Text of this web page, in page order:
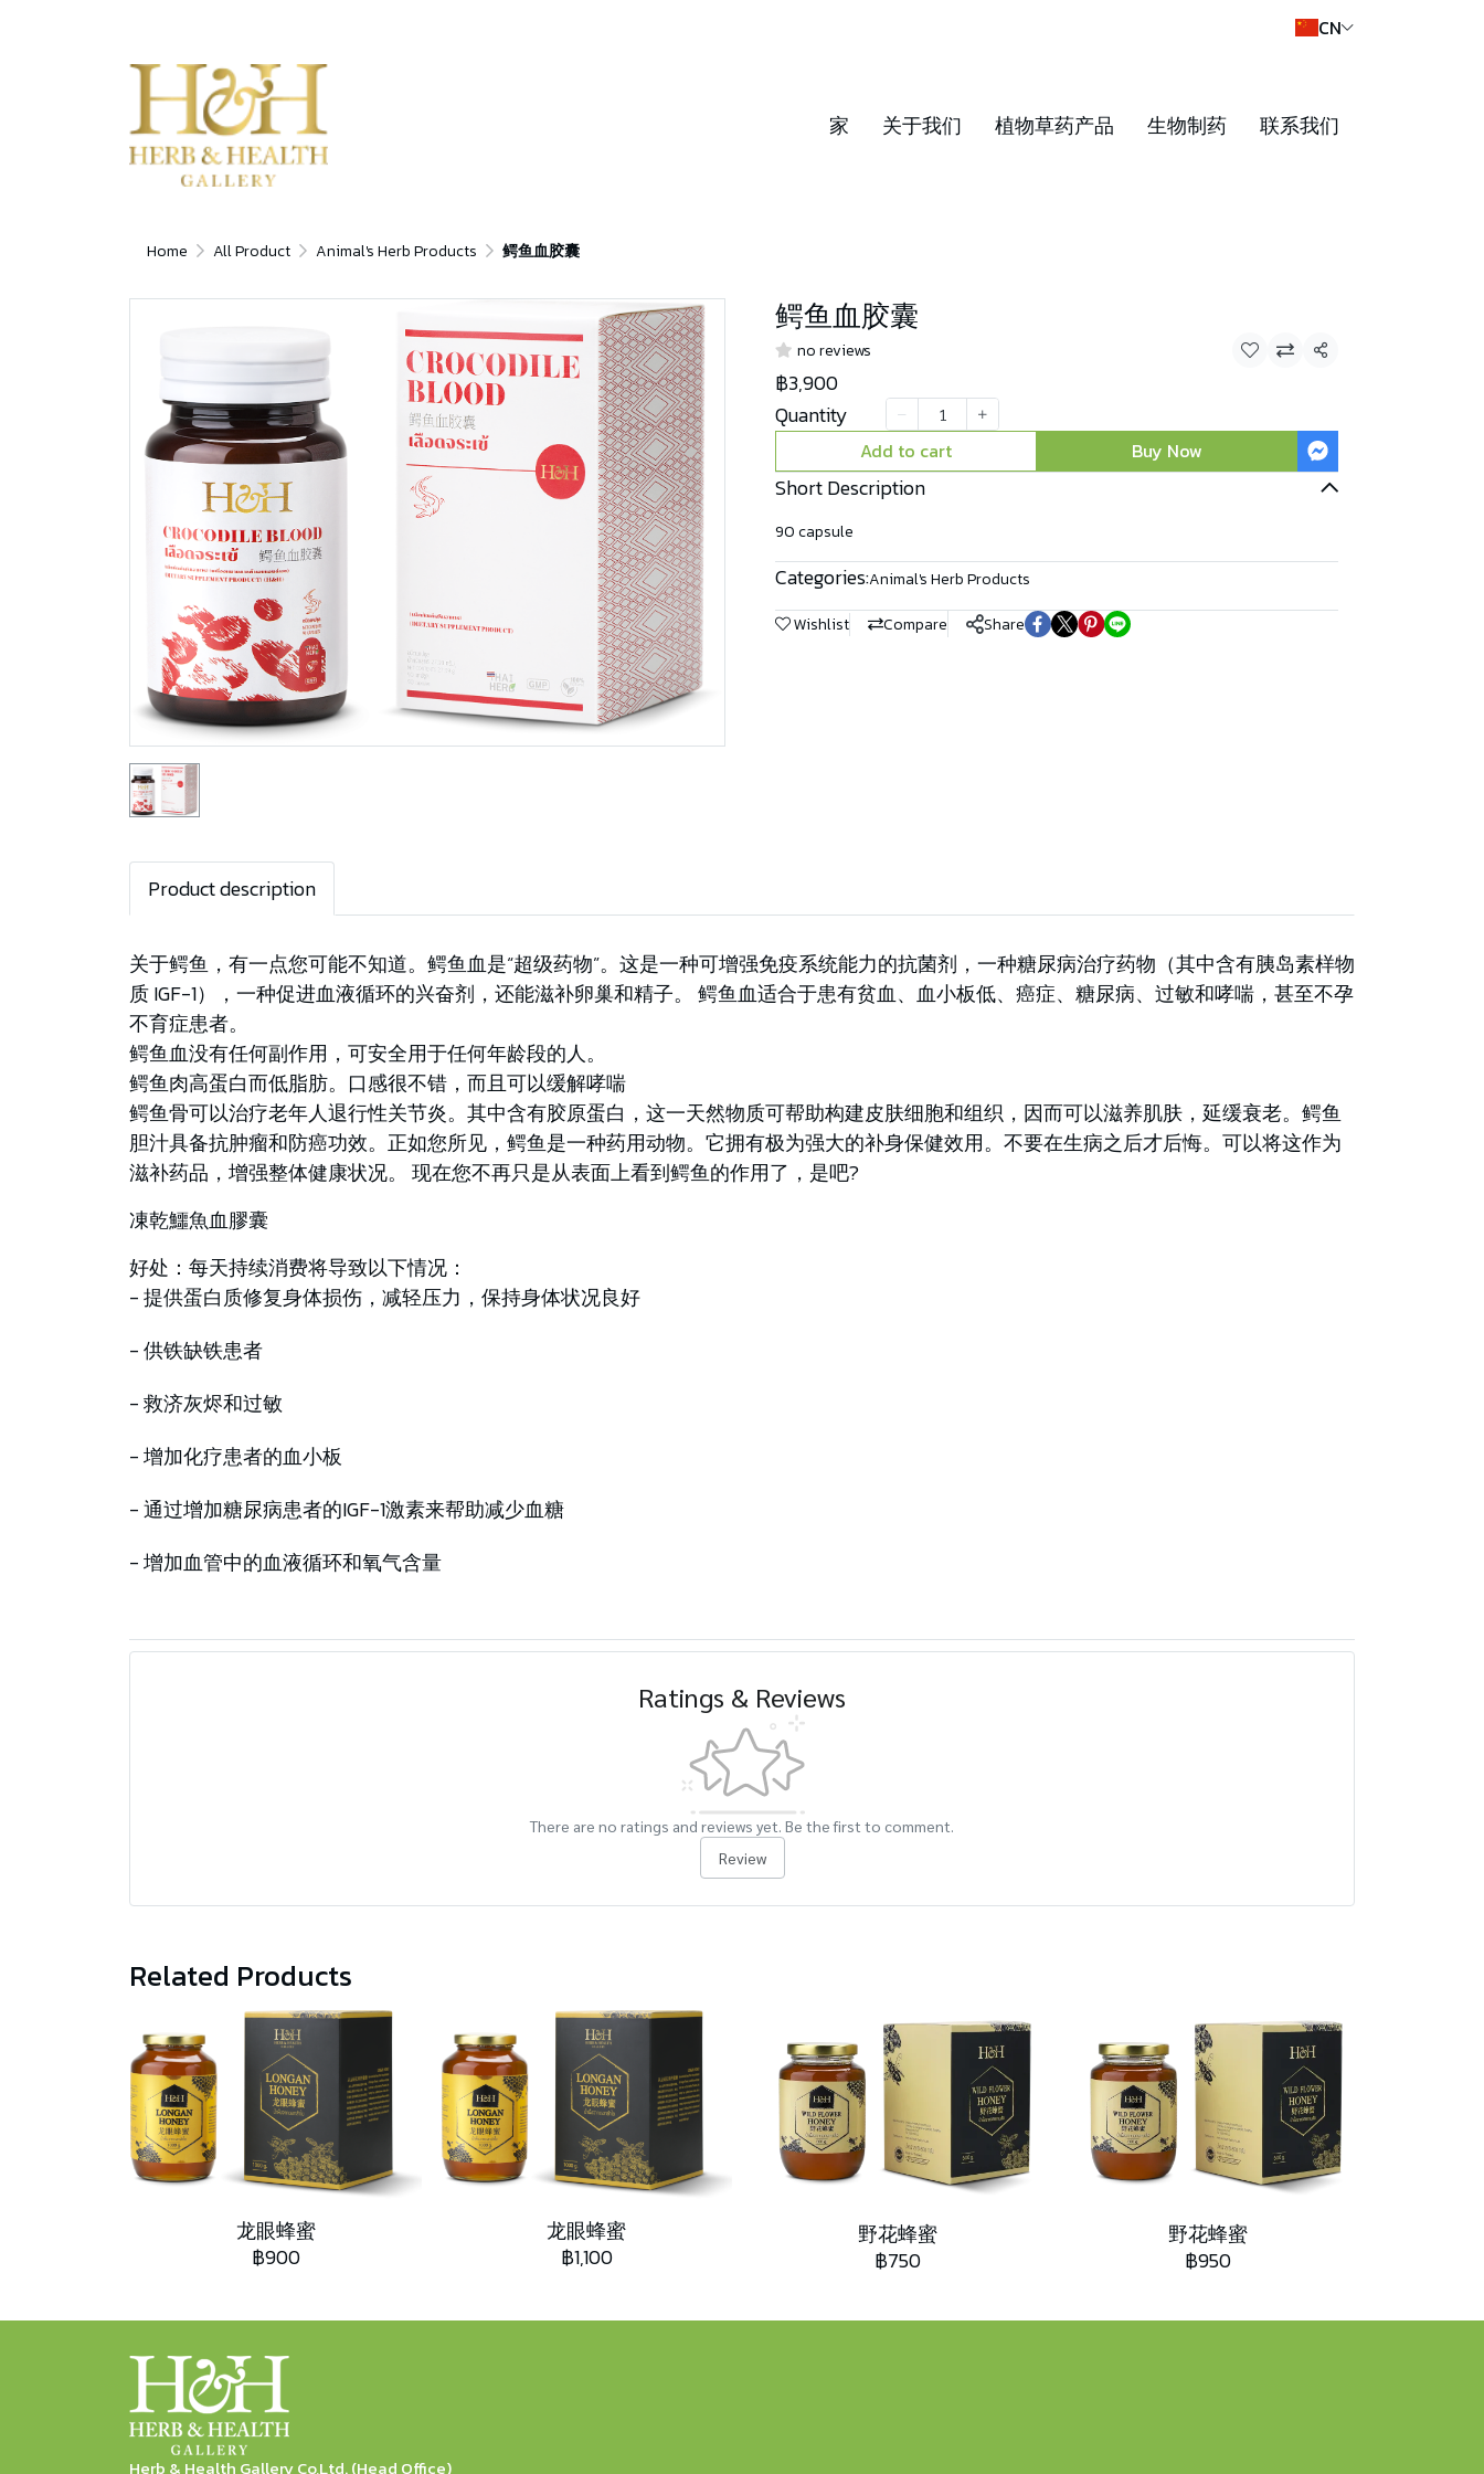
CN
家 关于我们 植物草药产品 生物制药 联系我们
Home All Product Animal's Herb Products 鳄鱼血胶囊
鳄鱼血胶囊
no reviews Share
฿3,900
Quantity
Add to cart Buy Now
Short Description
90 capsule
Categories:Animal's Herb Products
Wishlist
Compare Share
Product description
关于鳄鱼，有一点您可能不知道。鳄鱼血是“超级药物”。这是一种可增强免疫系统能力的抗菌剂，一种糖尿病治疗药物（其中含有胰岛素样物
质 IGF-1），一种促进血液循环的兴奋剂，还能滋补卵巢和精子。 鳄鱼血适合于患有贫血、血小板低、癌症、糖尿病、过敏和哮喘，甚至不孕
不育症患者。
鳄鱼血没有任何副作用，可安全用于任何年龄段的人。
鳄鱼肉高蛋白而低脂肪。口感很不错，而且可以缓解哮喘
鳄鱼骨可以治疗老年人退行性关节炎。其中含有胶原蛋白，这一天然物质可帮助构建皮肤细胞和组织，因而可以滋养肌肤，延缓衰老。鳄鱼
胆汁具备抗肿瘤和防癌功效。正如您所见，鳄鱼是一种药用动物。它拥有极为强大的补身保健效用。不要在生病之后才后悔。可以将这作为
滋补药品，增强整体健康状况。 现在您不再只是从表面上看到鳄鱼的作用了，是吧?
凍乾鱷魚血膠囊
好处：每天持续消费将导致以下情况：
- 提供蛋白质修复身体损伤，减轻压力，保持身体状况良好
- 供铁缺铁患者
- 救济灰烬和过敏
- 增加化疗患者的血小板
- 通过增加糖尿病患者的IGF-1激素来帮助减少血糖
- 增加血管中的血液循环和氧气含量
Ratings & Reviews
There are no ratings and reviews yet. Be the first to comment.
Review
Related Products
龙眼蜂蜜
฿900
龙眼蜂蜜
฿1,100
野花蜂蜜
฿750
野花蜂蜜
฿950
Herb & Health Gallery Co,Ltd. (Head Office)